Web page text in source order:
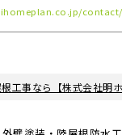
contact/
工事なら【株式会社明